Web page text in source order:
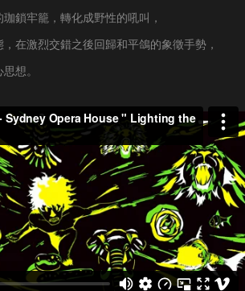
鎖牢籠，轉化成野性的吼叫，
在激烈交錯之後回歸和平鴿的象徵手勢，
想。